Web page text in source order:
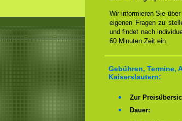
Wir informieren Sie
eigenen Fragen zu
und findet nach
60 Minuten Zeit ein.
Gebühren, Termine,
Kaiserslautern:
Zur
Dauer: